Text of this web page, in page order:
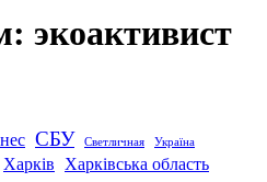
экоактивист
СБУ Светличная Україна
Харків Харківська область